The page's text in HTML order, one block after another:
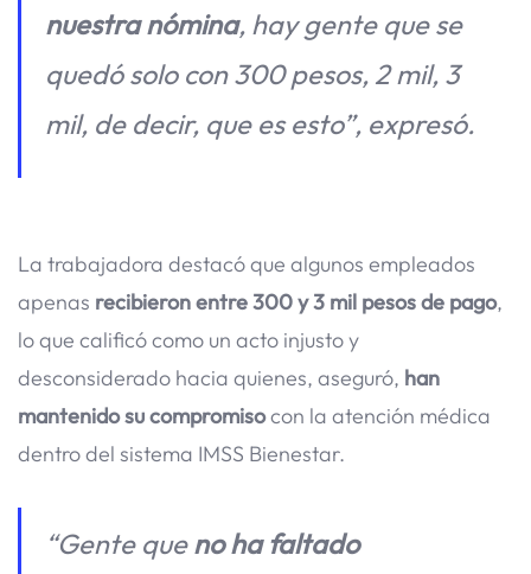
nuestra nómina, hay gente que se
quedó solo con 300 pesos, 2 mil, 3
mil, de decir, que es esto”, expresó.
La trabajadora destacó que algunos empleados
apenas recibieron entre 300 y 3 mil pesos de pago,
lo que calificó como un acto injusto y
desconsiderado hacia quienes, aseguró, han
mantenido su compromisocon la atención médica
dentro del sistema IMSS Bienestar.
“Gente queno ha faltado